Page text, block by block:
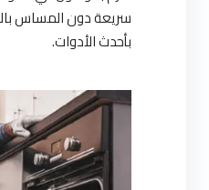
سريعة دون المساس
بأحدث الأدوات.